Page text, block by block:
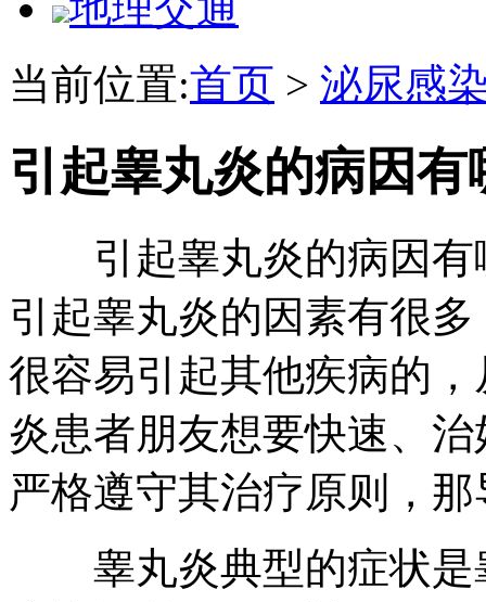
当前位置:首页 > 泌尿感
引起睾丸炎的病因有
引起睾丸炎的病因有
引起睾丸炎的因素有很
很容易引起其他疾病的
炎患者朋友想要快速、
严格遵守其治疗原则，
睾丸炎典型的症状是